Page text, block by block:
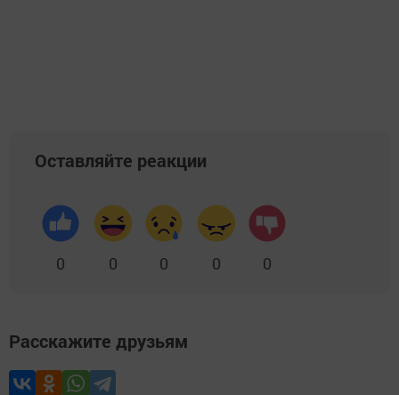
Оставляйте реакции
0 0 0 0 0
Расскажите друзьям